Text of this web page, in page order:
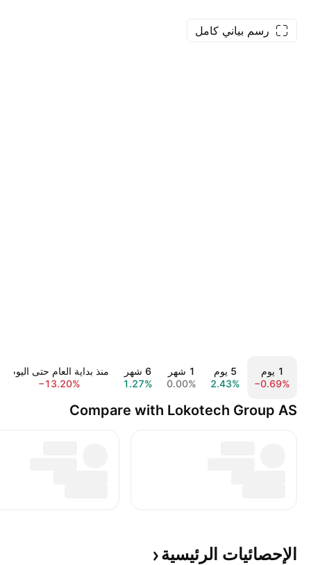
رسم بياني كامل
‎‎1‎ يوم
−0.69%
‎‎5‎ يوم
2.43%
‎1‎ شهر
0.00%
‎6‎ شهر
1.27%
منذ بداية العام حتى اليوم
−13.20%
Compare with Lokotech Group AS
الإحصائيات الرئيسية